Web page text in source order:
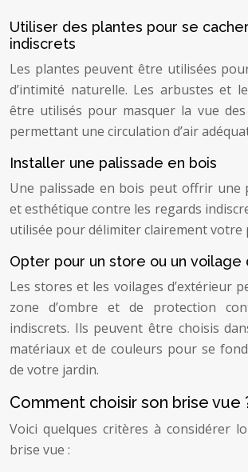
Utiliser des plantes pour se
indiscrets
Les plantes peuvent être utilisées
d’intimité naturelle. Les arbustes et
être utilisés pour masquer la vue
permettant une circulation d’air
Installer une palissade en bois
Une palissade en bois peut offrir une
et esthétique contre les regards
utilisée pour délimiter clairement votre
Opter pour un store ou un voilage
Les stores et les voilages d’extérieur
zone d’ombre et de protection
indiscrets. Ils peuvent être choisis
matériaux et de couleurs pour se
de votre jardin.
Comment choisir son brise vue
Voici quelques critères à considérer
brise vue :